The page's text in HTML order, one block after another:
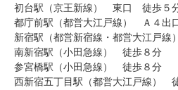
初台駅（京王新線） 東口 徒歩５
都庁前駅（都営大江戸線） Ａ４
新宿駅（都営新宿線・都営大江戸
南新宿駅（小田急線） 徒歩８分
参宮橋駅（小田急線） 徒歩８分
西新宿五丁目駅（都営大江戸線）